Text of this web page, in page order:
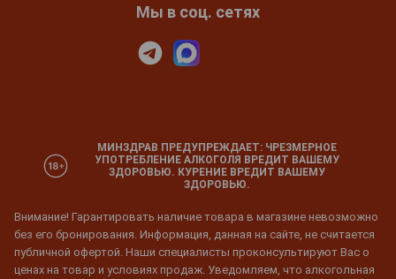
Мы в соц. сетях
МИНЗДРАВ ПРЕДУПРЕЖДАЕТ: ЧРЕЗМЕРНОЕ
УПОТРЕБЛЕНИЕ АЛКОГОЛЯ ВРЕДИТ ВАШЕМУ
ЗДОРОВЬЮ. КУРЕНИЕ ВРЕДИТ ВАШЕМУ
ЗДОРОВЬЮ.
Внимание! Гарантировать наличие товара в магазине невозможно
без его бронирования. Информация, данная на сайте, не считается
публичной офертой. Наши специалисты проконсультируют Вас о
ценах на товар и условиях продаж. Уведомляем, что алкогольная